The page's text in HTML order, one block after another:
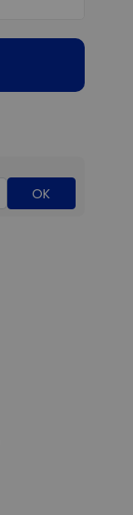
OK